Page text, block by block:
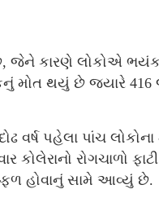
જેને કારણે લોકોએ
મોત થયું છે જ્યારે
વર્ષ પહેલા પાંચ
કોલેરાનો રોગચાળો
હોવાનું સામે આવ્યું છે.